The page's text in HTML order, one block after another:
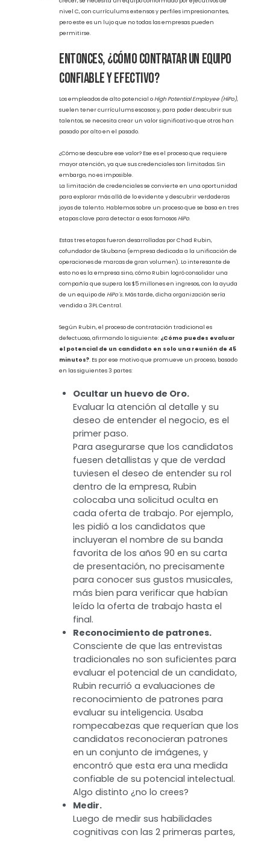
Consolidar un emprendimiento no es tarea fácil, por lo que
muchos fundadores coinciden en apostar por un
autofinanciamiento basado en más valor con menos recursos. Y
clave.
Es común que muchos emprendedores piensen que, para
nivel C, con currículums extensos y perfiles impresionantes,
pero este es un lujo que no todas las empresas pueden
permitirse.
Entonces, ¿Cómo contratar un equipo
confiable y efectivo?
Los empleados de alto potencial oHigh Potential Employee (HiPo)
suelen tener currículums escasos y, para poder descubrir sus
talentos, se necesita crear un valor significativo que otros han
¿Cómo se descubre ese valor? Ese es el proceso que requiere
mayor atención, ya que sus credenciales son limitadas. Sin
embargo, no es imposible.
La limitación de credenciales se convierte en una oportunidad
para explorar más allá de lo evidente y descubrir verdaderas
etapas clave para detectar a esos famososHiPo.
Estas tres etapas fueron desarrolladas por Chad Rubin,
esto no es la empresa sino, cómo Rubin logró consolidar una
compañía que supera los $5 millones en ingresos, con la ayuda
Más tarde, dicha organización sería
Según Rubin, el proceso de contratación tradicional es
defectuoso, afirmando lo siguiente: ¿Cómo puedes evaluar
el potencial de un candidato en solo una reunión de 45
minutos?. Es por ese motivo que promueve un proceso, basado
en las siguientes 3 partes:
Ocultar un huevo de Oro.
Evaluar la atención al detalle y su
deseo de entender el negocio, es el
primer paso.
Para asegurarse que los candidatos
fuesen detallistas y que de verdad
tuviesen el deseo de entender su rol
dentro de la empresa, Rubin
colocaba una solicitud oculta en
cada oferta de trabajo. Por ejemplo,
les pidió a los candidatos que
incluyeran el nombre de su banda
favorita de los años 90 en su carta
de presentación, no precisamente
para conocer sus gustos musicales,
más bien para verificar que habían
leído la oferta de trabajo hasta el
final.
Reconocimiento de patrones.
Consciente de que las entrevistas
tradicionales no son suficientes para
evaluar el potencial de un candidato,